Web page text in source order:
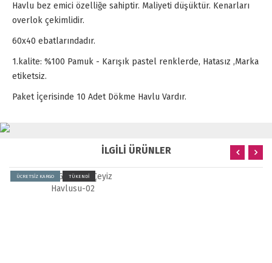
Havlu bez emici özelliğe sahiptir. Maliyeti düşüktür. Kenarları
overlok çekimlidir.
60x40 ebatlarındadır.
1.kalite: %100 Pamuk - Karışık pastel renklerde, Hatasız ,Marka
etiketsiz.
Paket İçerisinde 10 Adet Dökme Havlu Vardır.
İLGİLİ ÜRÜNLER
ÜCRETSİZ KARGO TÜKENDİ